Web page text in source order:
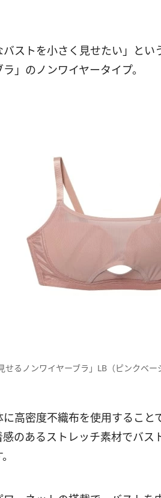
ストを小さく見せたい」とい
」のノンワイヤータイプ。
せるノンワイヤーブラ」LB（ピンクベー
高密度不織布を使用すること
のあるストレッチ素材でバス